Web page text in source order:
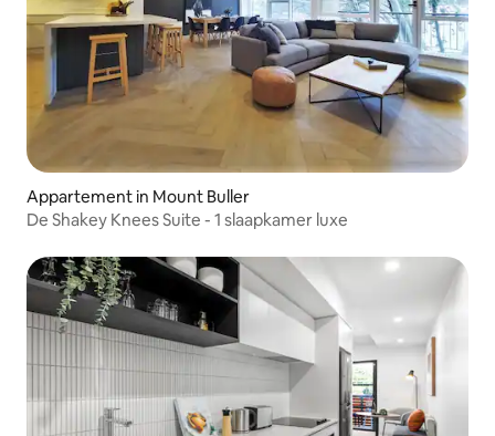
Appartement in Mount Buller
De Shakey Knees Suite - 1 slaapkamer luxe